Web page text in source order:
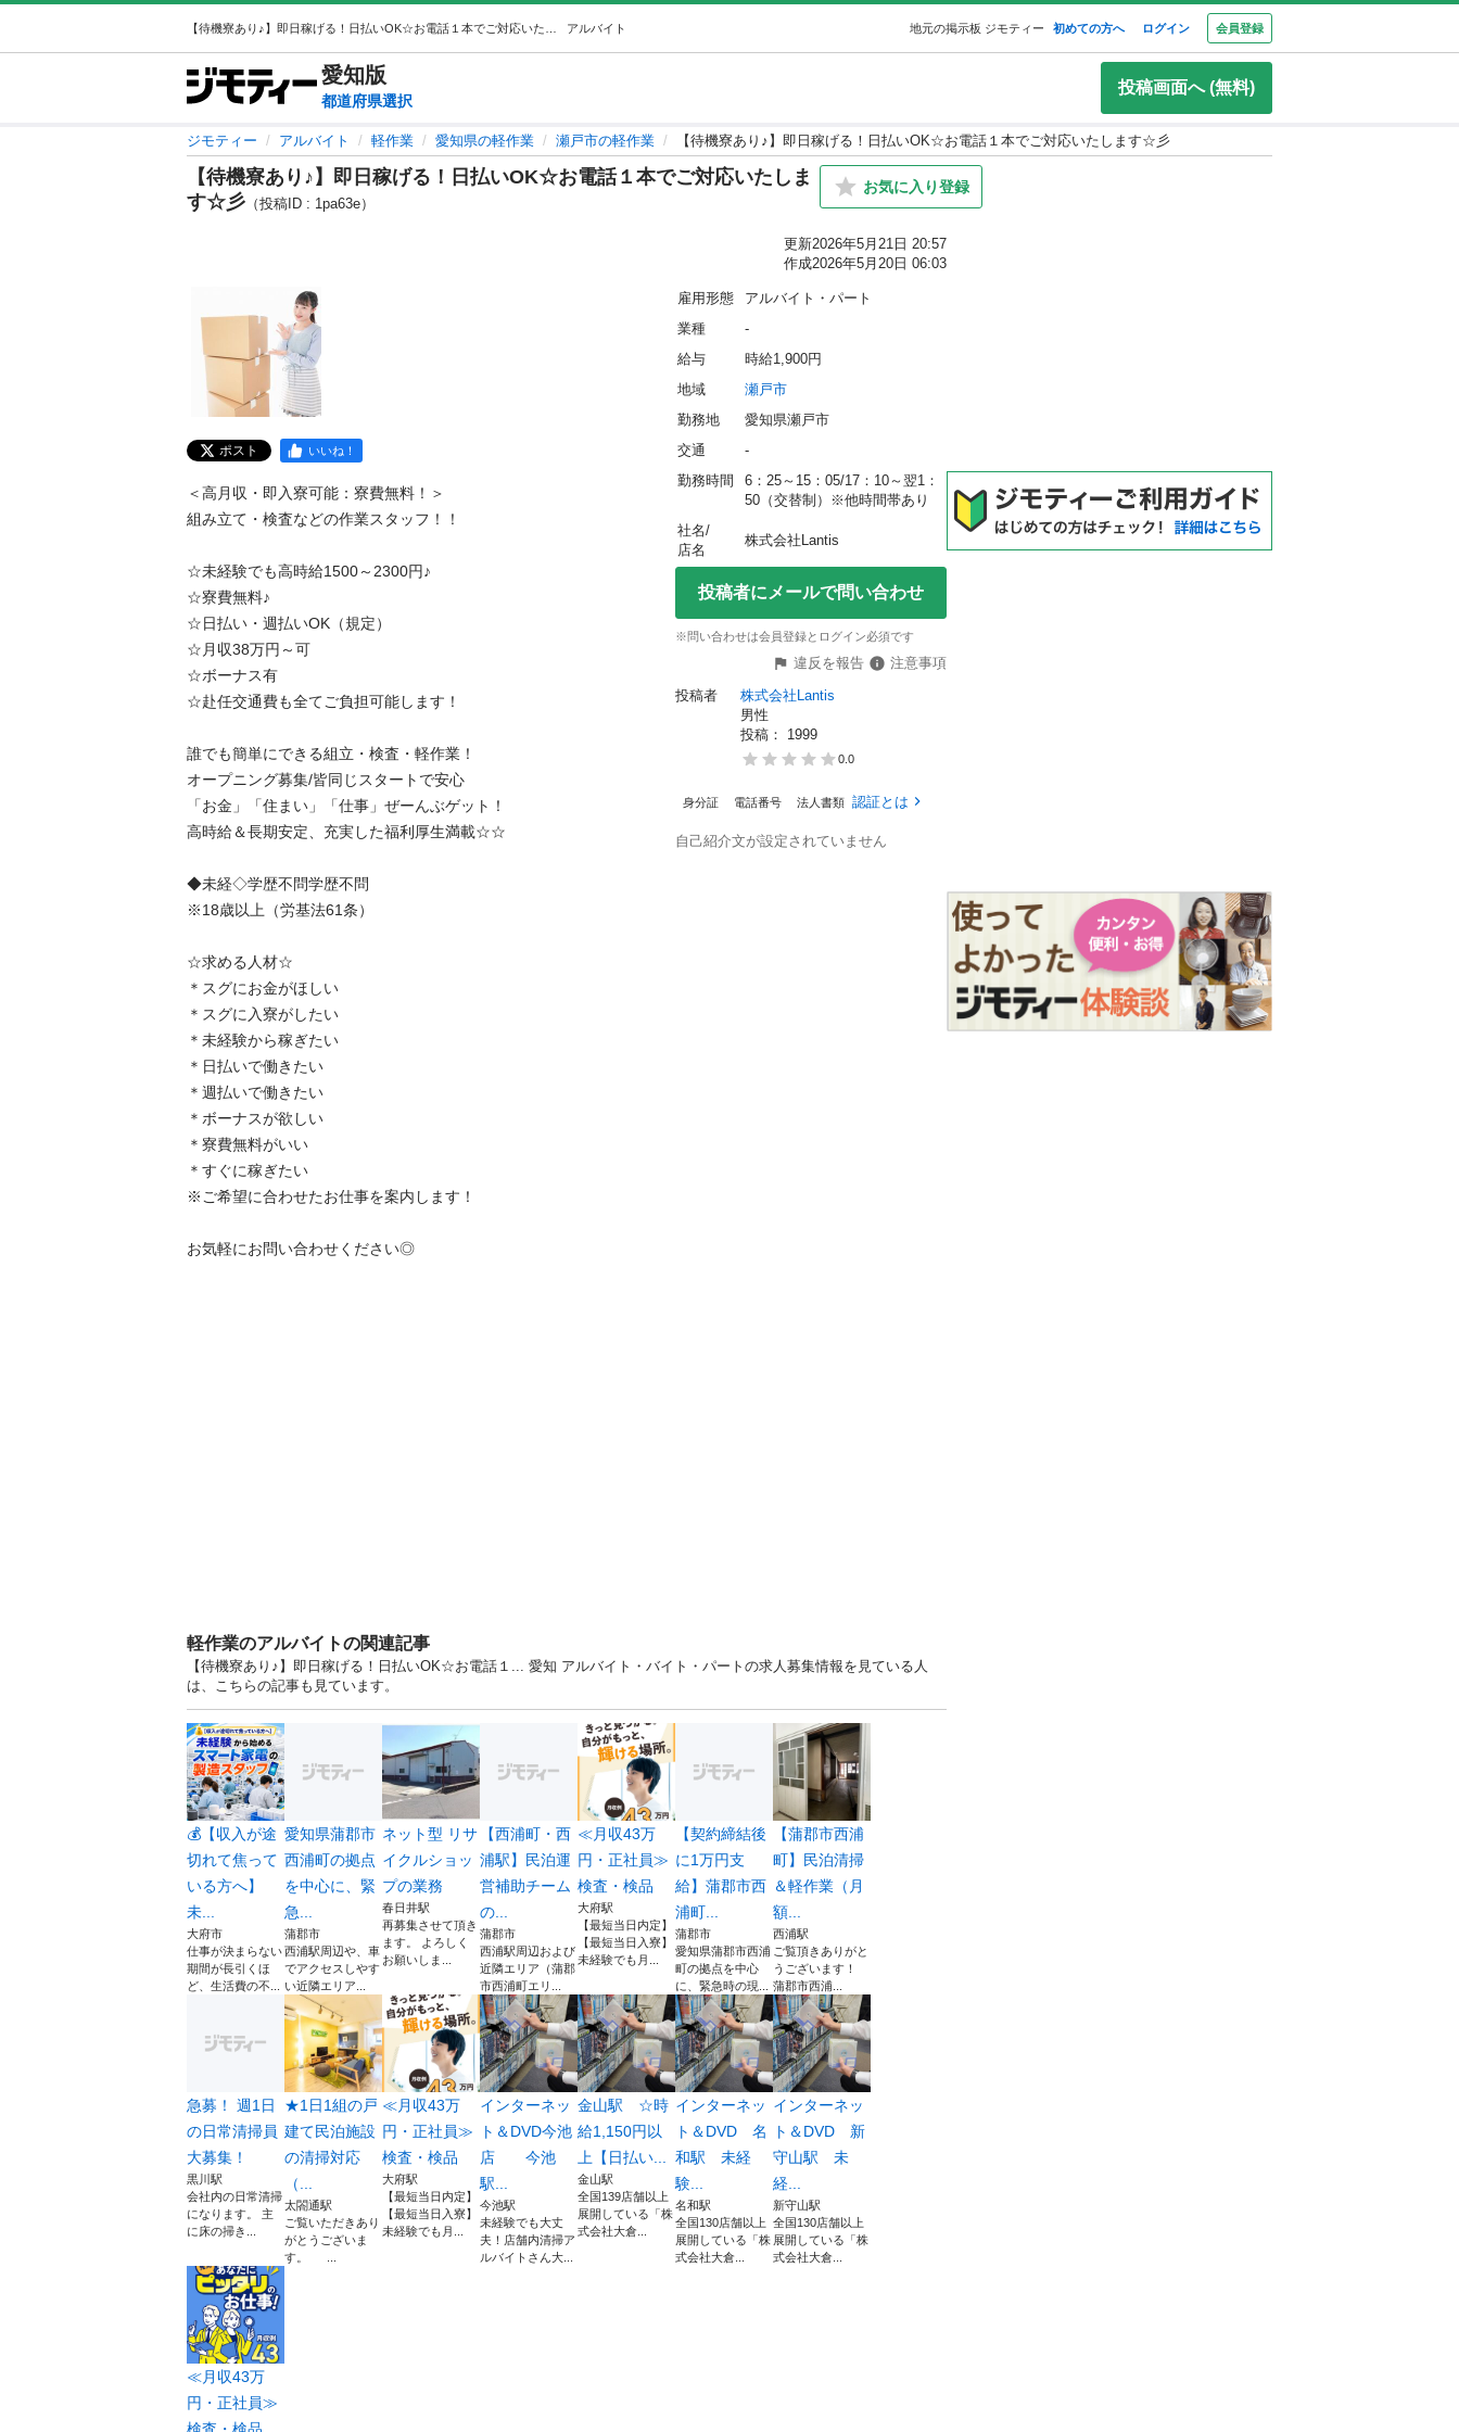
アルバイト 地元の掲示板 ジモティー 初めての方へ ログイン 会員登録
愛知版
都道府県選択
投稿画面へ (無料)
ジモティー アルバイト 軽作業 愛知県の軽作業 瀬戸市の軽作業 【待機寮あり♪】即日稼げる！日払いOK☆お電話１本でご対応いたします☆彡
【待機寮あり♪】即日稼げる！日払いOK☆お電話１本でご対応いたしま
す☆彡 （投稿ID : 1pa63e）
お気に入り登録
更新2026年5月21日 20:57
作成2026年5月20日 06:03
ポスト いいね！
＜高月収・即入寮可能：寮費無料！＞
組み立て・検査などの作業スタッフ！！
☆未経験でも高時給1500～2300円♪
☆寮費無料♪
☆日払い・週払いOK（規定）
☆月収38万円～可
☆ボーナス有
☆赴任交通費も全てご負担可能します！
誰でも簡単にできる組立・検査・軽作業！
オープニング募集/皆同じスタートで安心
「お金」「住まい」「仕事」ぜーんぶゲット！
高時給＆長期安定、充実した福利厚生満載☆☆
◆未経◇学歴不問学歴不問
※18歳以上（労基法61条）
☆求める人材☆
＊スグにお金がほしい
＊スグに入寮がしたい
＊未経験から稼ぎたい
＊日払いで働きたい
＊週払いで働きたい
＊ボーナスが欲しい
＊寮費無料がいい
＊すぐに稼ぎたい
※ご希望に合わせたお仕事を案内します！
お気軽にお問い合わせください◎
雇用形態
アルバイト・パート
業種
-
給与
時給1,900円
地域
瀬戸市
勤務地
愛知県瀬戸市
交通
-
勤務時間
6：25～15：05/17：10～翌1：
50（交替制）※他時間帯あり
社名/
店名
株式会社Lantis
投稿者にメールで問い合わせ
※問い合わせは会員登録とログイン必須です
違反を報告
注意事項
投稿者
株式会社Lantis
男性
投稿： 1999
0.0
身分証 電話番号 法人書類 認証とは
自己紹介文が設定されていません
軽作業のアルバイトの関連記事
【待機寮あり♪】即日稼げる！日払いOK☆お電話１... 愛知 アルバイト・バイト・パートの求人募集情報を見ている人
は、こちらの記事も見ています。
💰【収入が途
切れて焦って
いる方へ】
未...
大府市
仕事が決まらない
期間が長引くほ
ど、生活費の不...
愛知県蒲郡市
西浦町の拠点
を中心に、緊
急...
蒲郡市
西浦駅周辺や、車
でアクセスしやす
い近隣エリア...
ネット型 リサ
イクルショッ
プの業務
春日井駅
再募集させて頂き
ます。 よろしく
お願いしま...
【西浦町・西
浦駅】民泊運
営補助チーム
の...
蒲郡市
西浦駅周辺および
近隣エリア（蒲郡
市西浦町エリ...
≪月収43万
円・正社員≫
検査・検品
大府駅
【最短当日内定】
【最短当日入寮】
未経験でも月...
【契約締結後
に1万円支
給】蒲郡市西
浦町...
蒲郡市
愛知県蒲郡市西浦
町の拠点を中心
に、緊急時の現...
【蒲郡市西浦
町】民泊清掃
＆軽作業（月
額...
西浦駅
ご覧頂きありがと
うございます！
蒲郡市西浦...
急募！ 週1日
の日常清掃員
大募集！
黒川駅
会社内の日常清掃
になります。 主
に床の掃き...
★1日1組の戸
建て民泊施設
の清掃対応
（...
太閤通駅
ご覧いただきあり
がとうございま
す。 ...
≪月収43万
円・正社員≫
検査・検品
大府駅
【最短当日内定】
【最短当日入寮】
未経験でも月...
インターネッ
ト＆DVD今池
店 今池
駅...
今池駅
未経験でも大丈
夫！店舗内清掃ア
ルバイトさん大...
金山駅 ☆時
給1,150円以
上【日払い...
金山駅
全国139店舗以上
展開している「株
式会社大倉...
インターネッ
ト＆DVD 名
和駅 未経
験...
名和駅
全国130店舗以上
展開している「株
式会社大倉...
インターネッ
ト＆DVD 新
守山駅 未
経...
新守山駅
全国130店舗以上
展開している「株
式会社大倉...
≪月収43万
円・正社員≫